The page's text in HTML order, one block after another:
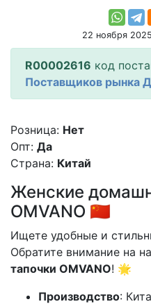
22 ноября
R00002616 код
Поставщиков рынка
Розница: Нет
Опт: Да
Страна: Китай
Женские
OMVANO 🇨🇳
Ищете удобные и
Обратите внимание на
тапочки OMVANO! 🌟
Производство: